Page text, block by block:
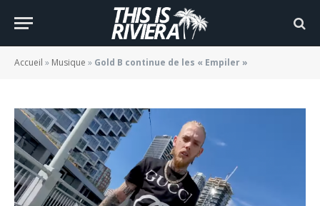
Accueil » Musique » Gold B continue de les « Empiler »
« Empiler »
BY JADE MORGANE BLOGGER 23/07/2021